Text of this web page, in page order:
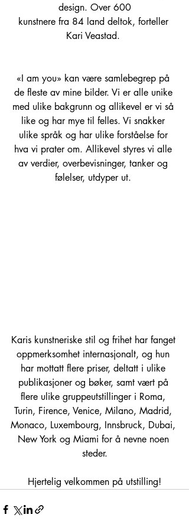
design. Over 600
kunstnere fra 84 land deltok, forteller
Kari Veastad.
«I am you» kan være samlebegrep på
de fleste av mine bilder. Vi er alle unike
med ulike bakgrunn og allikevel er vi så
like og har mye til felles. Vi snakker
ulike språk og har ulike forståelse for
hva vi prater om. Allikevel styres vi alle
av verdier, overbevisninger, tanker og
følelser, utdyper ut.
Karis kunstneriske stil og frihet har fanget
oppmerksomhet internasjonalt, og hun
har mottatt flere priser, deltatt i ulike
publikasjoner og bøker, samt vært på
flere ulike gruppeutstillinger i Roma,
Turin, Firence, Venice, Milano, Madrid,
Monaco, Luxembourg, Innsbruck, Dubai,
New York og Miami for å nevne noen
steder.
Hjertelig velkommen på utstilling!